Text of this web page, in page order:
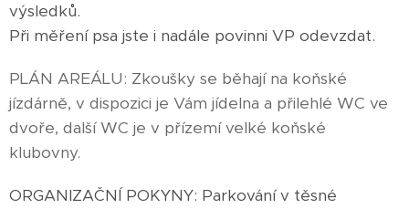
výsledků.
Při měření psa jste i nadále povinni VP odevzdat.
PLÁN AREÁLU: Zkoušky se běhají na koňské
jízdárně, v dispozici je Vám jídelna a přilehlé WC ve
dvoře, další WC je v přízemí velké koňské
klubovny.
ORGANIZAČNÍ POKYNY: Parkování v těsné